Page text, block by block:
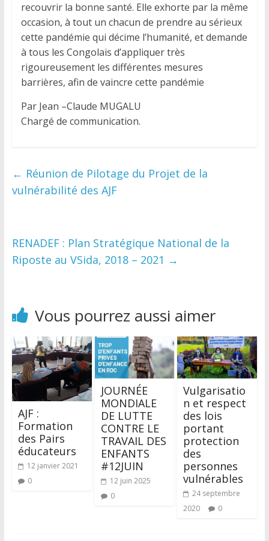
recouvrir la bonne santé. Elle exhorte par la même
occasion, à tout un chacun de prendre au sérieux
cette pandémie qui décime l’humanité, et demande
à tous les Congolais d’appliquer très
rigoureusement les différentes mesures
barrières, afin de vaincre cette pandémie
Par Jean –Claude MUGALU
Chargé de communication.
← Réunion de Pilotage du Projet de la
vulnérabilité des AJF
RENADEF : Plan Stratégique National de la
Riposte au VSida, 2018 – 2021 →
Vous pourrez aussi aimer
AJF :
Formation
des Pairs
éducateurs
12 janvier 2021
0
JOURNÉE
MONDIALE
DE LUTTE
CONTRE LE
TRAVAIL DES
ENFANTS
#12JUIN
12 juin 2025
0
Vulgarisatio
n et respect
des lois
portant
protection
des
personnes
vulnérables
24 septembre
2020
0